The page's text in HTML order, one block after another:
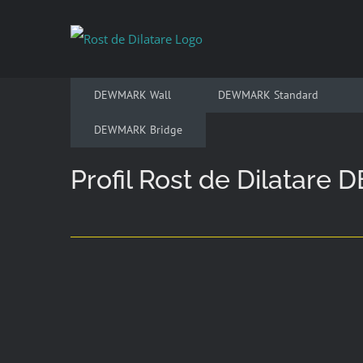
DEWMARK Wall DEWMARK Standard
DEWMARK Bridge
Profil Rost de Dilatare